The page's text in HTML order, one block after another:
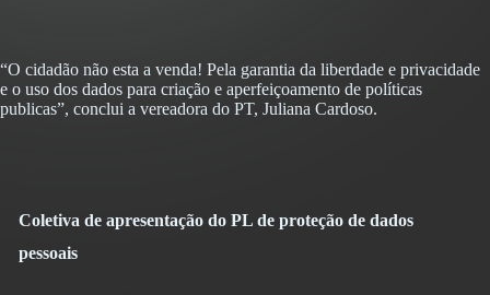
“O cidadão não esta a venda! Pela garantia da liberdade e privacidade
e o uso dos dados para criação e aperfeiçoamento de políticas
publicas”, conclui a vereadora do PT, Juliana Cardoso.
Coletiva de apresentação do PL de proteção de dados
pessoais